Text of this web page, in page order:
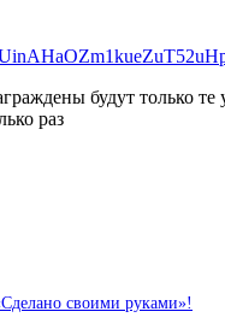
будут только
раз
своими руками»!